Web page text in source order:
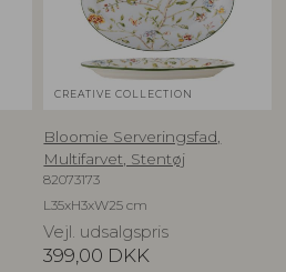
CREATIVE COLLECTION
Bloomie Serveringsfad,
Multifarvet, Stentøj
82073173
L35xH3xW25 cm
Vejl. udsalgspris
399,00 DKK